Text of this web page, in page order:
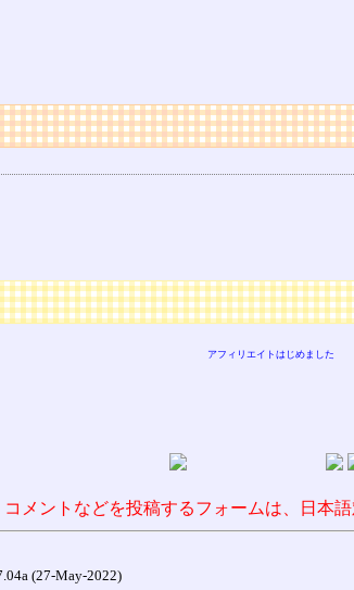
アフィリエイトはじめました
コメントなどを投稿するフォームは、日本
(27-May-2022)